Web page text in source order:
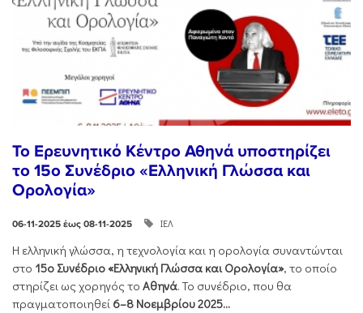
Το Ερευνητικό Κέντρο Αθηνά υποστηρίζει
το 15ο Συνέδριο «Ελληνική Γλώσσα και
Ορολογία»
06-11-2025 έως 08-11-2025 ΙΕΛ
Η ελληνική γλώσσα, η τεχνολογία και η ορολογία συναντώνται
στο 15ο Συνέδριο «Ελληνική Γλώσσα και Ορολογία», το οποίο
στηρίζει ως χορηγός το Αθηνά. Το συνέδριο, που θα
πραγματοποιηθεί 6–8 Νοεμβρίου 2025...